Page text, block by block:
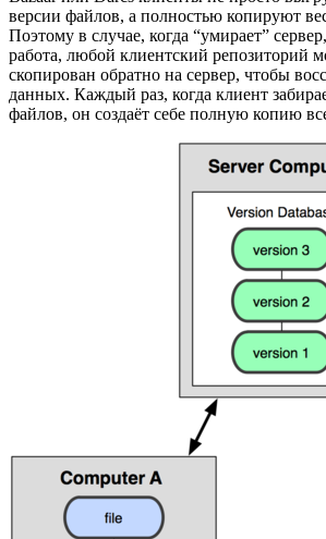
версии файлов, а полностью копируют
Поэтому в случае, когда “умирает”
работа, любой клиентский репозиторий
скопирован обратно на сервер, чтобы
данных. Каждый раз, когда клиент
файлов, он создаёт себе полную копию